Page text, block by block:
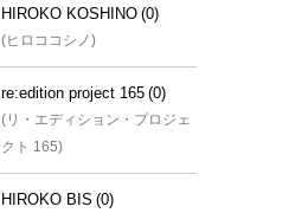
さいサイズ))
HIROKO BIS(小さいサイズ)
(ヒロコビス(小さいサイズ))
MICHEL KLEIN(小さいサイ
ズ)
HIROKO KOSHINO
(ヒロココシノ)
re:edition project 165
(リ・エディション・プロジェ
クト 165)
HIROKO BIS